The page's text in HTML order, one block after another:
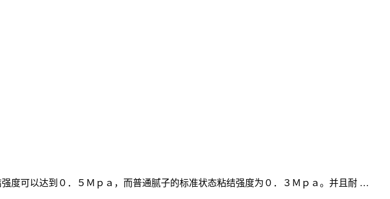
度可以达到０．５Ｍｐａ，而普通腻子的标准状态粘结强度为０．３Ｍｐａ。并且耐 …